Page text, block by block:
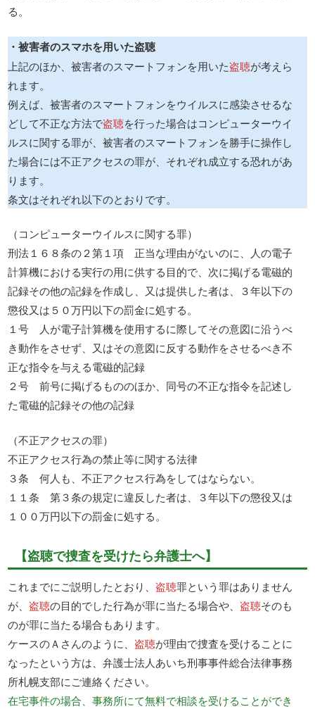
る。
・被害者のスマホを用いた盗聴
上記のほか、被害者のスマートフォンを用いた盗聴が考えら
れます。
例えば、被害者のスマートフォンをウイルスに感染させるな
どして不正な方法で盗聴を行った場合はコンピューターウイ
ルスに関する罪が、被害者のスマートフォンを勝手に操作し
た場合には不正アクセスの罪が、それぞれ成立する恐れがあ
ります。
条文はそれぞれ以下のとおりです。
（コンピューターウイルスに関する罪）
刑法１６８条の２第１項 正当な理由がないのに、人の電子
計算機における実行の用に供する目的で、次に掲げる電磁的
記録その他の記録を作成し、又は提供した者は、３年以下の
懲役又は５０万円以下の罰金に処する。
１号 人が電子計算機を使用するに際してその意図に沿うべ
き動作をさせず、又はその意図に反する動作をさせるべき不
正な指令を与える電磁的記録
２号 前号に掲げるもののほか、同号の不正な指令を記述し
た電磁的記録その他の記録
（不正アクセスの罪）
不正アクセス行為の禁止等に関する法律
３条 何人も、不正アクセス行為をしてはならない。
１１条 第３条の規定に違反した者は、３年以下の懲役又は
１００万円以下の罰金に処する。
【盗聴で捜査を受けたら弁護士へ】
これまでにご説明したとおり、 盗聴罪という罪はありません
が、 盗聴の目的でした行為が罪に当たる場合や、 盗聴そのも
のが罪に当たる場合もあります。
ケースのＡさんのように、 盗聴が理由で捜査を受けることに
なったという方は、弁護士法人あいち刑事事件総合法律事務
所札幌支部にご連絡ください。
在宅事件の場合、事務所にて無料で相談を受けることができ